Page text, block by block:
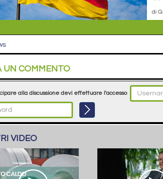
di
UN COMMENTO
alla discussione devi effettuare l'accesso
VIDEO